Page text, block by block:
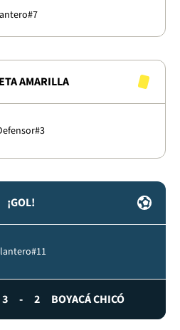
#7
AMARILLA
#3
¡GOL!
#11
3 - 2 BOYACÁ CHICÓ